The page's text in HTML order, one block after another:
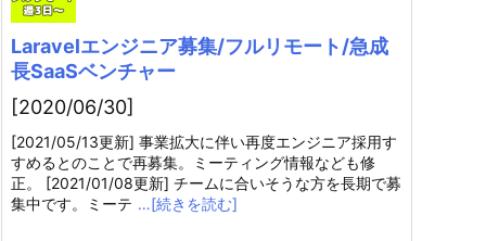
Laravelエンジニア募集/フルリモート/急成
長SaaSベンチャー
[2020/06/30]
[2021/05/13更新] 事業拡大に伴い再度エンジニア採用す
すめるとのことで再募集。ミーティング情報なども修
正。 [2021/01/08更新] チームに合いそうな方を長期で募
集中です。ミーテ …[続きを読む]